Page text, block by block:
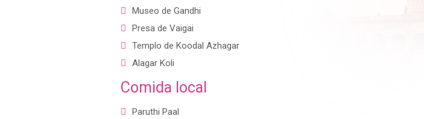
Museo de Gandhi
Presa de Vaigai
Templo de Koodal Azhagar
Alagar Koli
Comida local
Paruthi Paal